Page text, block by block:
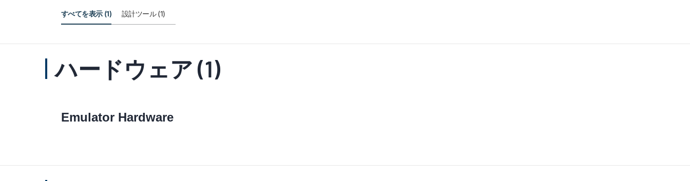
すべてを表示 (1) 設計ツール (1)
ハードウェア (1)
Emulator Hardware